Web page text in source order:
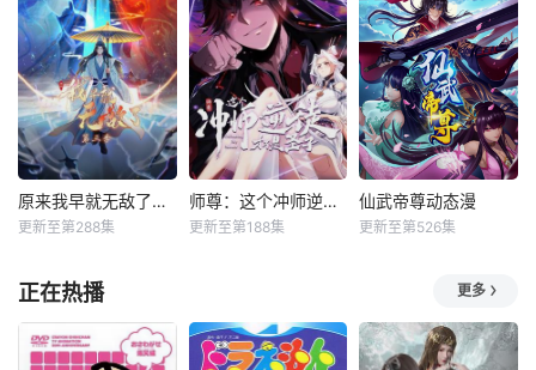
原来我早就无敌了动态漫
更新至第288集
师尊：这个冲师逆徒才不是圣子动态漫
更新至第188集
仙武帝尊动态漫
更新至第526集
正在热播 更多